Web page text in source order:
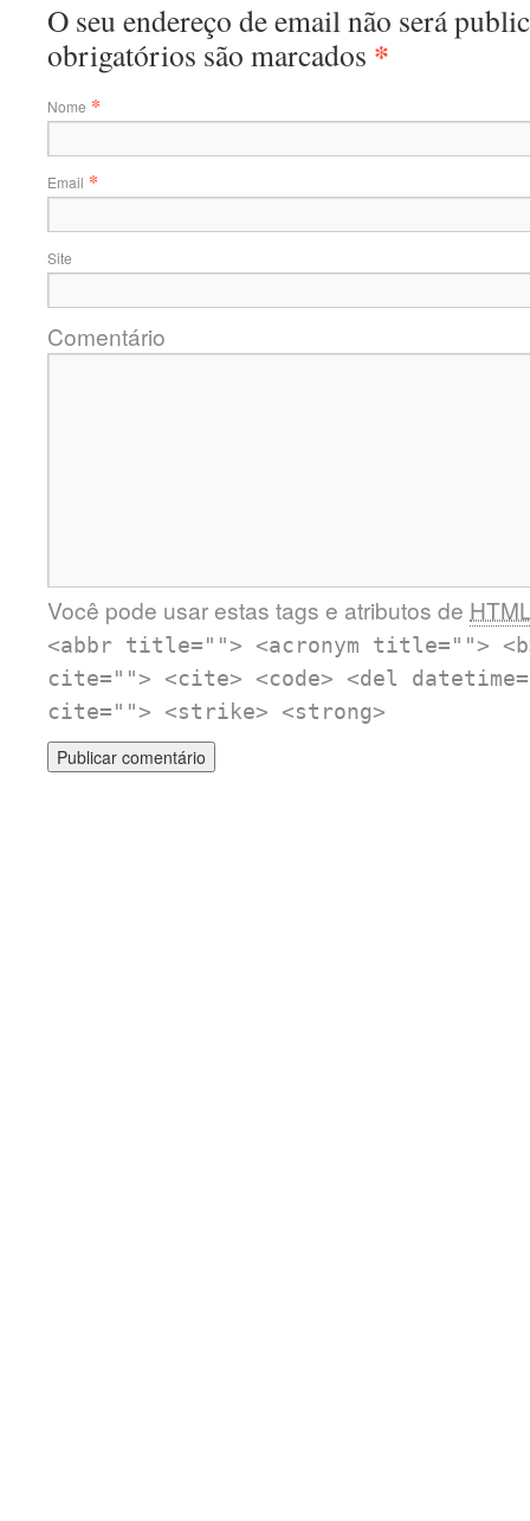
O seu endereço de email não será
obrigatórios são marcados *
Nome *
Email *
Site
Comentário
Você pode usar estas tags e atributos de
<abbr title=""> <acronym title="">
cite=""> <cite> <code> <del
cite=""> <strike> <strong>